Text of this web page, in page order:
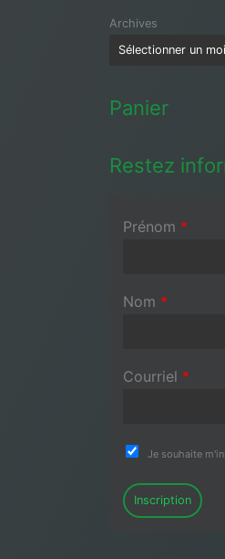
Archives
Panier
Restez
Prénom *
Nom *
Courriel *
Je souhaite
Inscription